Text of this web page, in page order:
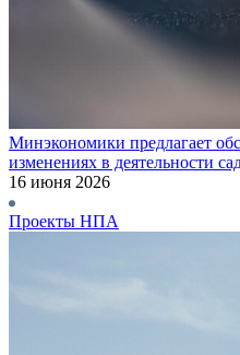
Минэкономики предлагает
изменениях в деятельности
16 июня 2026
Проекты НПА